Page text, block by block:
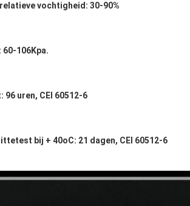
vochtigheid: 30-90%
106Kpa.
96 uren, CEI 60512-6
bij + 40oC: 21 dagen, CEI 60512-6